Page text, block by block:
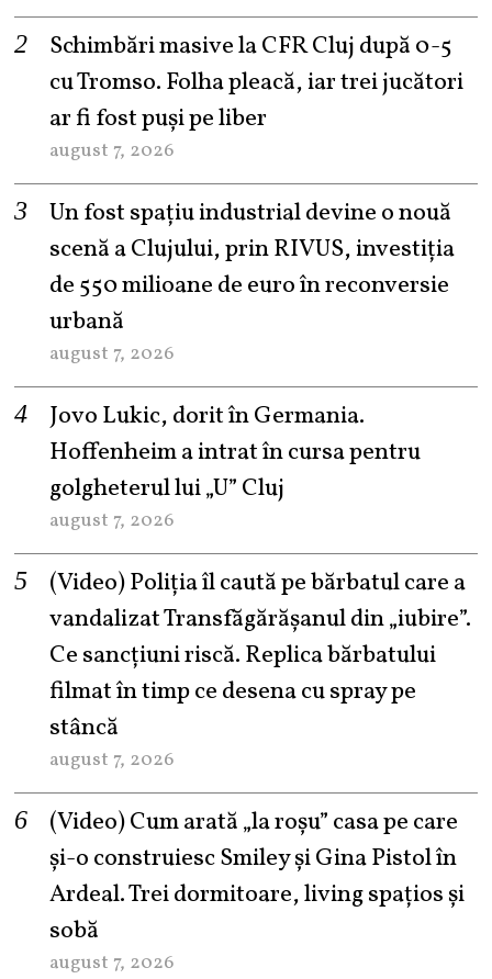
Schimbări masive la CFR Cluj după 0-5
cu Tromso. Folha pleacă, iar trei jucători
ar fi fost puși pe liber
august 7, 2026
Un fost spațiu industrial devine o nouă
scenă a Clujului, prin RIVUS, investiția
de 550 milioane de euro în reconversie
urbană
august 7, 2026
Jovo Lukic, dorit în Germania.
Hoffenheim a intrat în cursa pentru
golgheterul lui „U” Cluj
august 7, 2026
(Video) Poliția îl caută pe bărbatul care a
vandalizat Transfăgărășanul din „iubire”.
Ce sancțiuni riscă. Replica bărbatului
filmat în timp ce desena cu spray pe
stâncă
august 7, 2026
(Video) Cum arată „la roşu” casa pe care
şi-o construiesc Smiley şi Gina Pistol în
Ardeal. Trei dormitoare, living spațios și
sobă
august 7, 2026